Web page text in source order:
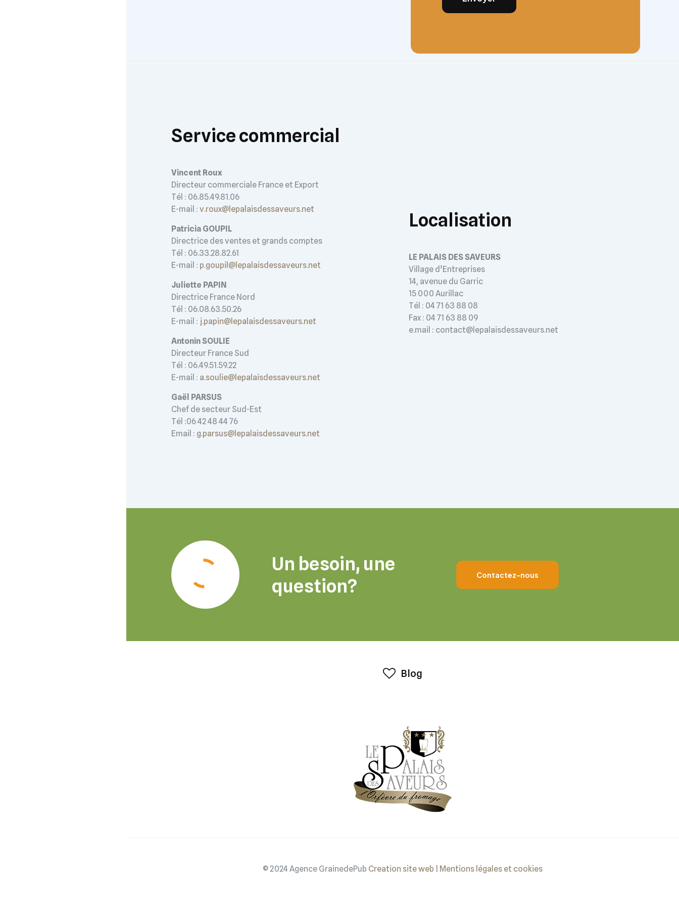
Service commercial
Vincent Roux
Directeur commerciale France et Export
Tél : 06.85.49.81.06
E-mail : v.roux@lepalaisdessaveurs.net
Patricia GOUPIL
Directrice des ventes et grands comptes
Tél : 06.33.28.82.61
E-mail : p.goupil@lepalaisdessaveurs.net
Juliette PAPIN
Directrice France Nord
Tél : 06.08.63.50.26
E-mail : j.papin@lepalaisdessaveurs.net
Antonin SOULIE
Directeur France Sud
Tél : 06.49.51.59.22
E-mail : a.soulie@lepalaisdessaveurs.net
Gaël PARSUS
Chef de secteur Sud-Est
Tél :06 42 48 44 76
Email : g.parsus@lepalaisdessaveurs.net
Localisation
LE PALAIS DES SAVEURS
Village d’Entreprises
14, avenue du Garric
15 000 Aurillac
Tél : 04 71 63 88 08
Fax : 04 71 63 88 09
e.mail : contact@lepalaisdessaveurs.net
Un besoin, une
question?
Contactez-nous
Blog
© 2024 Agence GrainedePub Creation site web Mentions légales et cookies